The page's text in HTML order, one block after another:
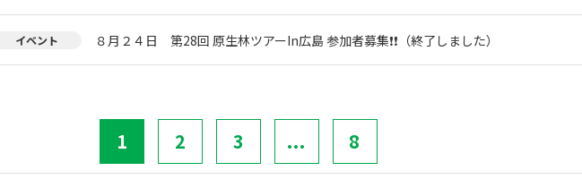
イベント ８月２４日 第28回 原生林ツアーIn広島 参加者募集❗❗（終了しました）
1 2 3 ... 8